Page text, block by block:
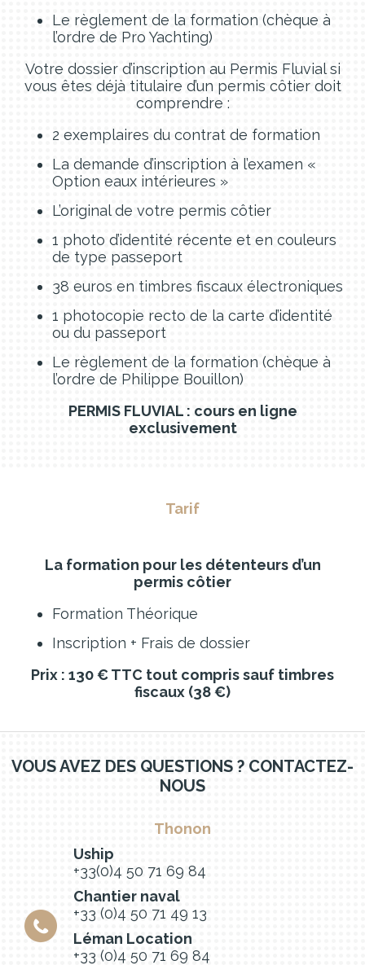
Le règlement de la formation (chèque à
l’ordre de Pro Yachting)
Votre dossier d’inscription au Permis Fluvial si
vous êtes déjà titulaire d’un permis côtier doit
comprendre :
2 exemplaires du contrat de formation
La demande d’inscription à l’examen «
Option eaux intérieures »
L’original de votre permis côtier
1 photo d’identité récente et en couleurs
de type passeport
38 euros en timbres fiscaux électroniques
1 photocopie recto de la carte d’identité
ou du passeport
Le règlement de la formation (chèque à
l’ordre de Philippe Bouillon)
PERMIS FLUVIAL : cours en ligne
exclusivement
Tarif
La formation pour les détenteurs d’un
permis côtier
Formation Théorique
Inscription + Frais de dossier
Prix : 130 € TTC tout compris sauf timbres
fiscaux (38 €)
VOUS AVEZ DES QUESTIONS ? CONTACTEZ-
NOUS
Thonon
Uship
+33(0)4 50 71 69 84
Chantier naval
+33 (0)4 50 71 49 13
Léman Location
+33 (0)4 50 71 69 84